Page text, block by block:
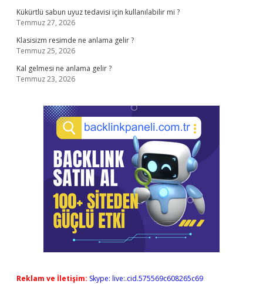
Kükürtlü sabun uyuz tedavisi için kullanılabilir mi ?
Temmuz 27, 2026
Klasisizm resimde ne anlama gelir ?
Temmuz 25, 2026
Kal gelmesi ne anlama gelir ?
Temmuz 23, 2026
Reklam ve İletişim: Skype: live:.cid.575569c608265c69